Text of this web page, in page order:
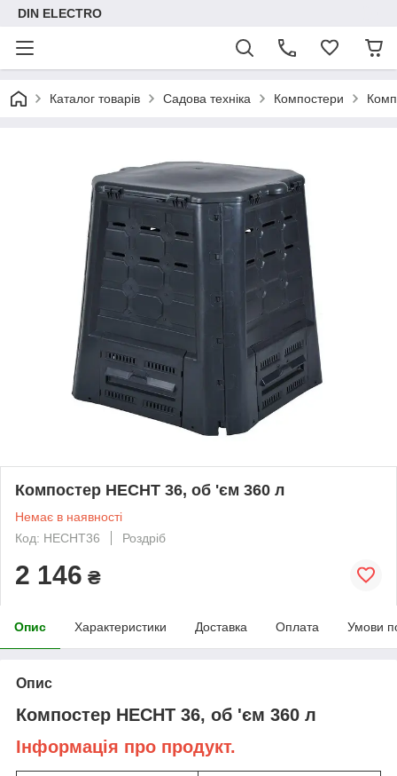
DIN ELECTRO
Каталог товарів Садова техніка Компостери
Компостер HECHT 36, об 'єм 360 л
Немає в наявності
Код: HECHT36
Роздріб
2 146 ₴
Опис Характеристики Доставка Оплата Умови
Опис
Компостер HECHT 36, об 'єм 360 л
Інформація про продукт.